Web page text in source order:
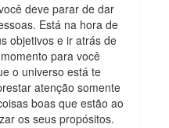
deve parar de dar
Está na hora de
objetivos e ir atrás de
para você
o universo está te
atenção somente
boas que estão ao
os seus propósitos.